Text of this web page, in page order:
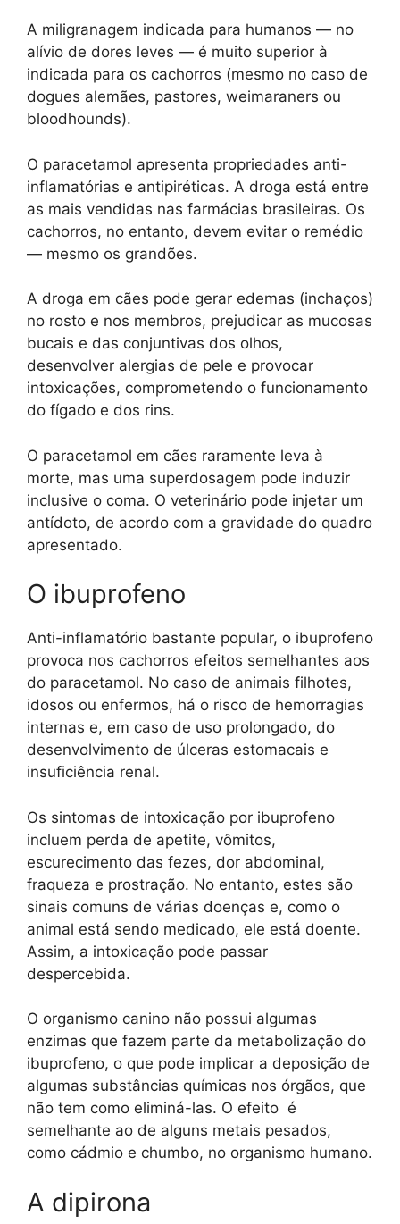
A miligranagem indicada para humanos — no
alívio de dores leves — é muito superior à
indicada para os cachorros (mesmo no caso de
dogues alemães, pastores, weimaraners ou
bloodhounds).
O paracetamol apresenta propriedades anti-
inflamatórias e antipiréticas. A droga está entre
as mais vendidas nas farmácias brasileiras. Os
cachorros, no entanto, devem evitar o remédio
— mesmo os grandões.
A droga em cães pode gerar edemas (inchaços)
no rosto e nos membros, prejudicar as mucosas
bucais e das conjuntivas dos olhos,
desenvolver alergias de pele e provocar
intoxicações, comprometendo o funcionamento
do fígado e dos rins.
O paracetamol em cães raramente leva à
morte, mas uma superdosagem pode induzir
inclusive o coma. O veterinário pode injetar um
antídoto, de acordo com a gravidade do quadro
apresentado.
O ibuprofeno
Anti-inflamatório bastante popular, o ibuprofeno
provoca nos cachorros efeitos semelhantes aos
do paracetamol. No caso de animais filhotes,
idosos ou enfermos, há o risco de hemorragias
internas e, em caso de uso prolongado, do
desenvolvimento de úlceras estomacais e
insuficiência renal.
Os sintomas de intoxicação por ibuprofeno
incluem perda de apetite, vômitos,
escurecimento das fezes, dor abdominal,
fraqueza e prostração. No entanto, estes são
sinais comuns de várias doenças e, como o
animal está sendo medicado, ele está doente.
Assim, a intoxicação pode passar
despercebida.
O organismo canino não possui algumas
enzimas que fazem parte da metabolização do
ibuprofeno, o que pode implicar a deposição de
algumas substâncias químicas nos órgãos, que
não tem como eliminá-las. O efeito é
semelhante ao de alguns metais pesados,
como cádmio e chumbo, no organismo humano.
A dipirona